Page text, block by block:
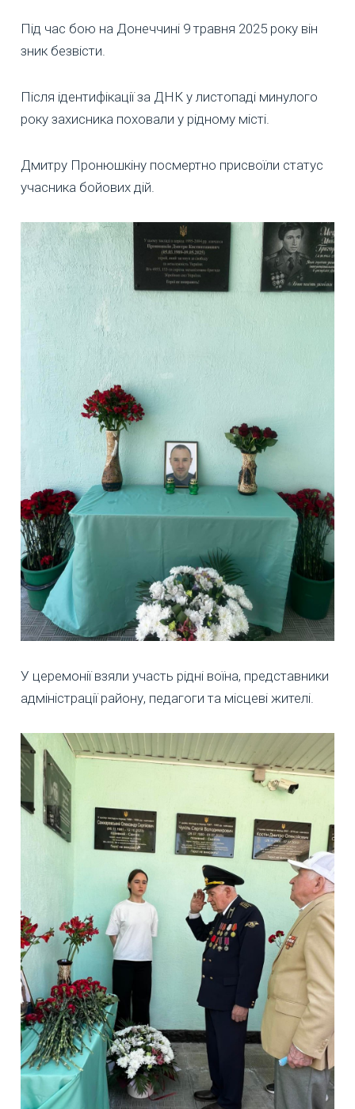
Під час бою на Донеччині 9 травня 2025 року він
зник безвісти.
Після ідентифікації за ДНК у листопаді минулого
року захисника поховали у рідному місті.
Дмитру Пронюшкіну посмертно присвоїли статус
учасника бойових дій.
У церемонії взяли участь рідні воїна, представники
адміністрації району, педагоги та місцеві жителі.